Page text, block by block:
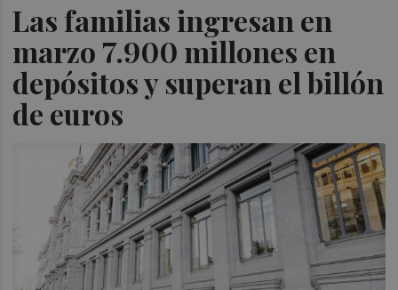
Las familias ingresan en
marzo 7.900 millones en
depósitos y superan el billón
de euros